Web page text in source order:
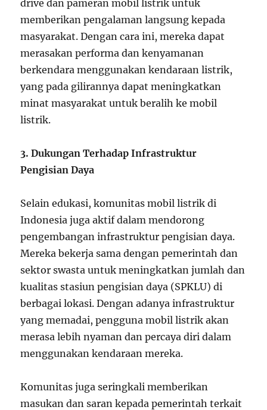
drive dan pameran mobil listrik untuk
memberikan pengalaman langsung kepada
masyarakat. Dengan cara ini, mereka dapat
merasakan performa dan kenyamanan
berkendara menggunakan kendaraan listrik,
yang pada gilirannya dapat meningkatkan
minat masyarakat untuk beralih ke mobil
listrik.
3. Dukungan Terhadap Infrastruktur
Pengisian Daya
Selain edukasi, komunitas mobil listrik di
Indonesia juga aktif dalam mendorong
pengembangan infrastruktur pengisian daya.
Mereka bekerja sama dengan pemerintah dan
sektor swasta untuk meningkatkan jumlah dan
kualitas stasiun pengisian daya (SPKLU) di
berbagai lokasi. Dengan adanya infrastruktur
yang memadai, pengguna mobil listrik akan
merasa lebih nyaman dan percaya diri dalam
menggunakan kendaraan mereka.
Komunitas juga seringkali memberikan
masukan dan saran kepada pemerintah terkait